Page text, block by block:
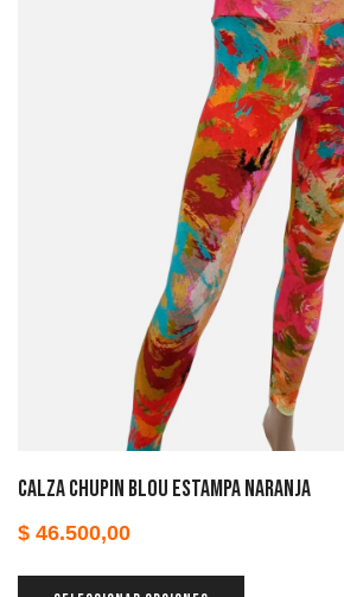
Calza chupin Blou estampa naranja
$ 46.500,00